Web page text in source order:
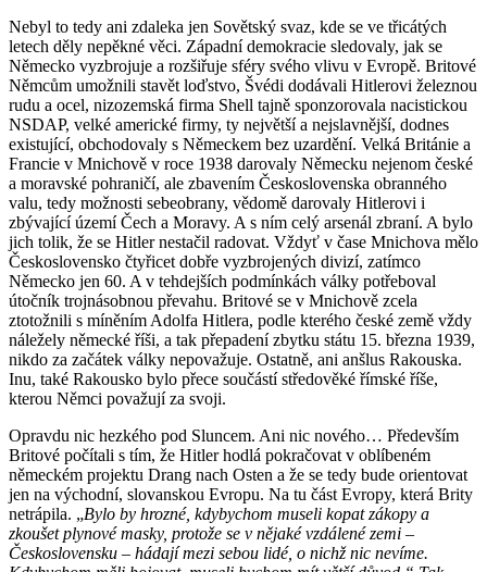
Nebyl to tedy ani zdaleka jen Sovětský svaz, kde se ve třicátých
letech děly nepěkné věci. Západní demokracie sledovaly, jak se
Německo vyzbrojuje a rozšiřuje sféry svého vlivu v Evropě. Britové
Němcům umožnili stavět loďstvo, Švédi dodávali Hitlerovi železnou
rudu a ocel, nizozemská firma Shell tajně sponzorovala nacistickou
NSDAP, velké americké firmy, ty největší a nejslavnější, dodnes
existující, obchodovaly s Německem bez uzardění. Velká Británie a
Francie v Mnichově v roce 1938 darovaly Německu nejenom české
a moravské pohraničí, ale zbavením Československa obranného
valu, tedy možnosti sebeobrany, vědomě darovaly Hitlerovi i
zbývající území Čech a Moravy. A s ním celý arsenál zbraní. A bylo
jich tolik, že se Hitler nestačil radovat. Vždyť v čase Mnichova mělo
Československo čtyřicet dobře vyzbrojených divizí, zatímco
Německo jen 60. A v tehdejších podmínkách války potřeboval
útočník trojnásobnou převahu. Britové se v Mnichově zcela
ztotožnili s míněním Adolfa Hitlera, podle kterého české země vždy
náležely německé říši, a tak přepadení zbytku státu 15. března 1939,
nikdo za začátek války nepovažuje. Ostatně, ani anšlus Rakouska.
Inu, také Rakousko bylo přece součástí středověké římské říše,
kterou Němci považují za svoji.
Opravdu nic hezkého pod Sluncem. Ani nic nového… Především
Britové počítali s tím, že Hitler hodlá pokračovat v oblíbeném
německém projektu Drang nach Osten a že se tedy bude orientovat
jen na východní, slovanskou Evropu. Na tu část Evropy, která Brity
netrápila. „Bylo by hrozné, kdybychom museli kopat zákopy a
zkoušet plynové masky, protože se v nějaké vzdálené zemi –
Československu – hádají mezi sebou lidé, o nichž nic nevíme.